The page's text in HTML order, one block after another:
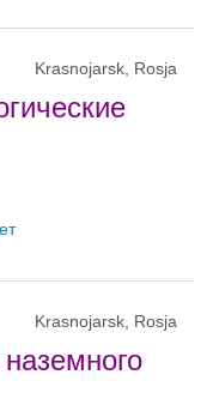
Krasnojarsk, Rosja
Krasnojarsk, Rosja